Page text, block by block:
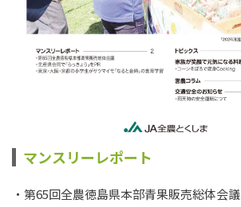
マンスリーレポート
・第65回全農徳島県本部青果販売総体会議